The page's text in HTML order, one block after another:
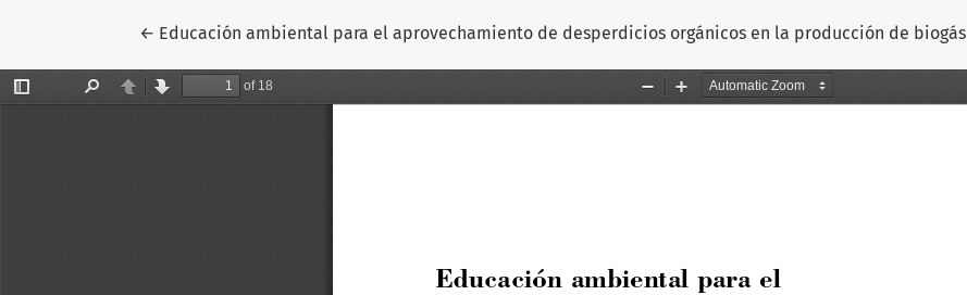
← Volver a los detalles del artículo
Educación ambiental para el aprovechamiento de desperdicios orgánicos en la producción de biogás